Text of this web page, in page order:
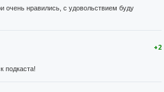
очень нравились, с удовольствием буду
+2
подкаста!